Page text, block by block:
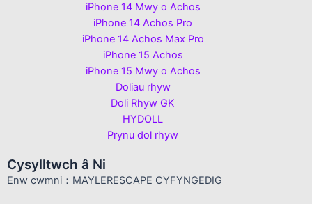
iPhone 14 Mwy o Achos
iPhone 14 Achos Pro
iPhone 14 Achos Max Pro
iPhone 15 Achos
iPhone 15 Mwy o Achos
Doliau rhyw
Doli Rhyw GK
HYDOLL
Prynu dol rhyw
Cysylltwch â Ni
Enw cwmni：MAYLERESCAPE CYFYNGEDIG